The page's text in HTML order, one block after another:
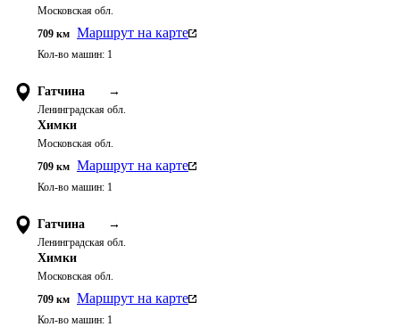
Московская обл.
709 км Маршрут на карте
Кол-во машин: 1
Гатчина →
Ленинградская обл.
Химки
Московская обл.
709 км Маршрут на карте
Кол-во машин: 1
Гатчина →
Ленинградская обл.
Химки
Московская обл.
709 км Маршрут на карте
Кол-во машин: 1